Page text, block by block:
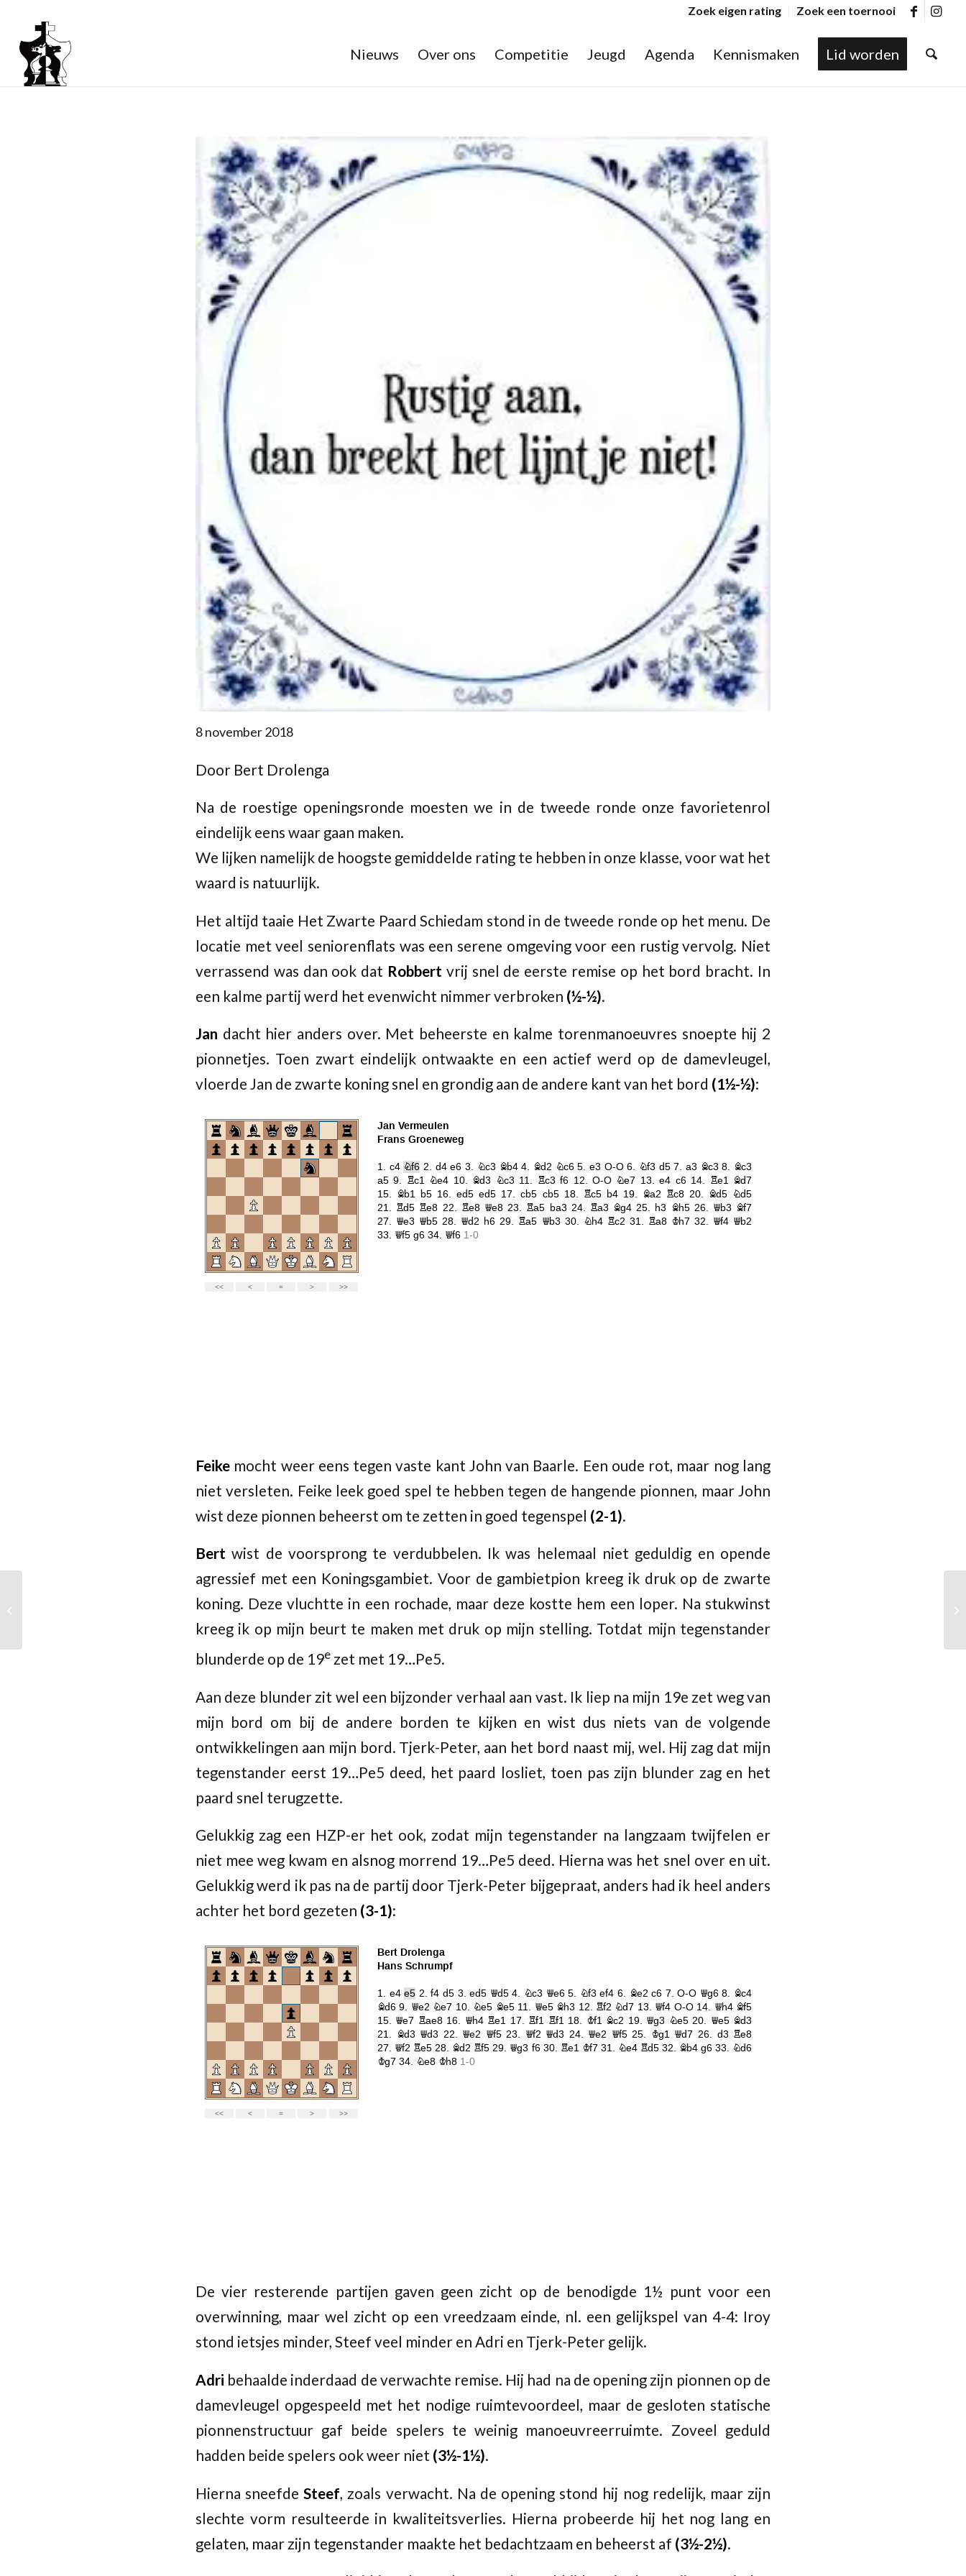
Zoek eigen rating Zoek een toernooi
Nieuws Over ons Competitie Jeugd Agenda Kennismaken Lid worden
8 november 2018
Door Bert Drolenga
Na de roestige openingsronde moesten we in de tweede ronde onze favorietenrol
eindelijk eens waar gaan maken.
We lijken namelijk de hoogste gemiddelde rating te hebben in onze klasse, voor wat het
waard is natuurlijk.
Het altijd taaie Het Zwarte Paard Schiedam stond in de tweede ronde op het menu. De
locatie met veel seniorenflats was een serene omgeving voor een rustig vervolg. Niet
verrassend was dan ook dat Robbert vrij snel de eerste remise op het bord bracht. In
een kalme partij werd het evenwicht nimmer verbroken (½-½).
Jan dacht hier anders over. Met beheerste en kalme torenmanoeuvres snoepte hij 2
pionnetjes. Toen zwart eindelijk ontwaakte en een actief werd op de damevleugel,
vloerde Jan de zwarte koning snel en grondig aan de andere kant van het bord (1½-½):
Feikemocht weer eens tegen vaste kant John van Baarle. Een oude rot, maar nog lang
niet versleten. Feike leek goed spel te hebben tegen de hangende pionnen, maar John
wist deze pionnen beheerst om te zetten in goed tegenspel (2-1).
Bertwist de voorsprong te verdubbelen. Ik was helemaal niet geduldig en opende
agressief met een Koningsgambiet. Voor de gambietpion kreeg ik druk op de zwarte
koning. Deze vluchtte in een rochade, maar deze kostte hem een loper. Na stukwinst
kreeg ik op mijn beurt te maken met druk op mijn stelling. Totdat mijn tegenstander
blunderde op de 19ezet met 19…Pe5.
Aan deze blunder zit wel een bijzonder verhaal aan vast. Ik liep na mijn 19e zet weg van
mijn bord om bij de andere borden te kijken en wist dus niets van de volgende
ontwikkelingen aan mijn bord. Tjerk-Peter, aan het bord naast mij, wel. Hij zag dat mijn
tegenstander eerst 19…Pe5 deed, het paard losliet, toen pas zijn blunder zag en het
paard snel terugzette.
Gelukkig zag een HZP-er het ook, zodat mijn tegenstander na langzaam twijfelen er
niet mee weg kwam en alsnog morrend 19…Pe5 deed. Hierna was het snel over en uit.
Gelukkig werd ik pas na de partij door Tjerk-Peter bijgepraat, anders had ik heel anders
achter het bord gezeten (3-1):
De vier resterende partijen gaven geen zicht op de benodigde 1½ punt voor een
overwinning, maar wel zicht op een vreedzaam einde, nl. een gelijkspel van 4-4: Iroy
stond ietsjes minder, Steef veel minder en Adri en Tjerk-Peter gelijk.
Adri behaalde inderdaad de verwachte remise. Hij had na de opening zijn pionnen op de
damevleugel opgespeeld met het nodige ruimtevoordeel, maar de gesloten statische
pionnenstructuur gaf beide spelers te weinig manoeuvreerruimte. Zoveel geduld
hadden beide spelers ook weer niet (3½-1½).
Hierna sneefdeSteef, zoals verwacht. Na de opening stond hij nog redelijk, maar zijn
slechte vorm resulteerde in kwaliteitsverlies. Hierna probeerde hij het nog lang en
gelaten, maar zijn tegenstander maakte het bedachtzaam en beheerst af (3½-2½).